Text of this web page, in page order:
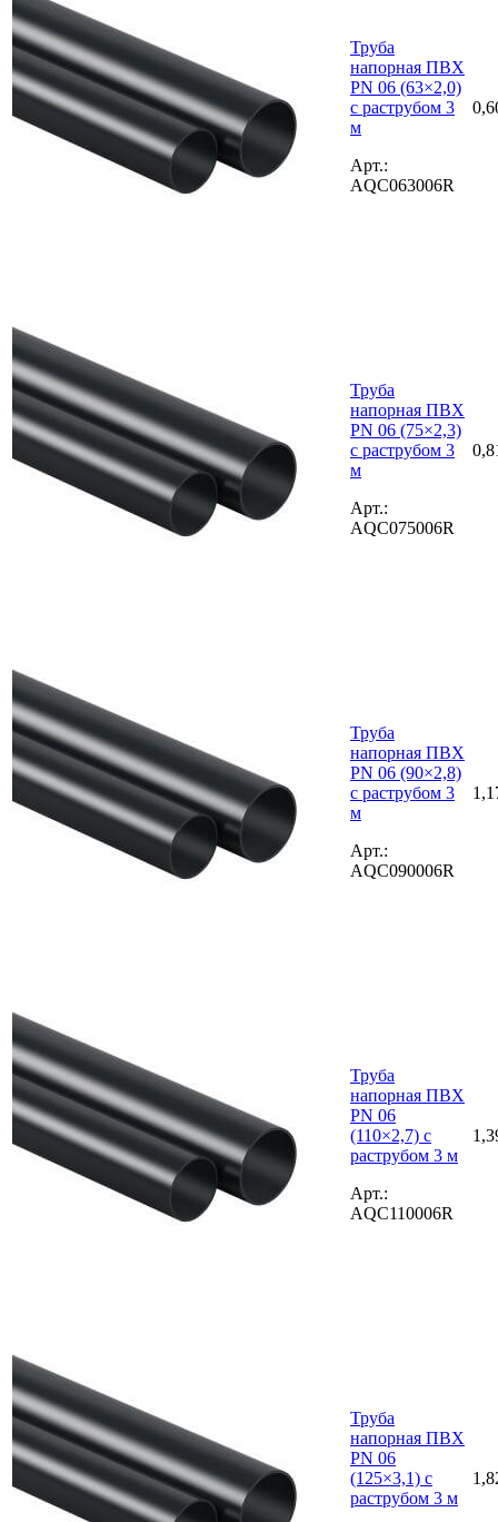
Труба
напорная ПВХ
PN 06 (63×2,0)
с раструбом 3
м
Арт.:
AQC063006R
Труба
напорная ПВХ
PN 06 (75×2,3)
с раструбом 3
м
Арт.:
AQC075006R
Труба
напорная ПВХ
PN 06 (90×2,8)
с раструбом 3
м
Арт.:
AQC090006R
Труба
напорная ПВХ
PN 06
(110×2,7) с
раструбом 3 м
Арт.:
AQC110006R
Труба
напорная ПВХ
PN 06
(125×3,1) с
раструбом 3 м